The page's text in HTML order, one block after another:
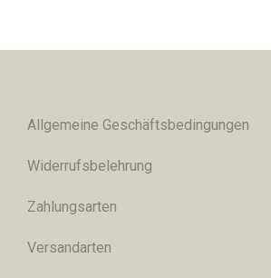
Allgemeine Geschäftsbedingungen
Widerrufsbelehrung
Zahlungsarten
Versandarten